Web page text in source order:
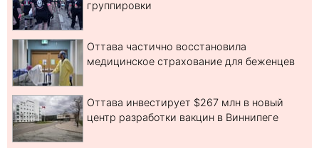
группировки
Оттава частично восстановила
медицинское страхование для беженцев
Оттава инвестирует $267 млн в новый
центр разработки вакцин в Виннипеге